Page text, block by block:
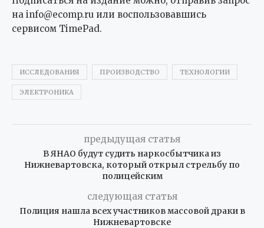
на info@ecomp.ru или воспользовавшись
сервисом TimePad.
ИССЛЕДОВАНИЯ ПРОИЗВОДСТВО ТЕХНОЛОГИИ
ЭЛЕКТРОНИКА
предыдущая статья
В ЯНАО будут судить наркосбытчика из
Нижневартовска, который открыл стрельбу по
полицейским
следующая статья
Полиция нашла всех участников массовой драки в
Нижневартовске